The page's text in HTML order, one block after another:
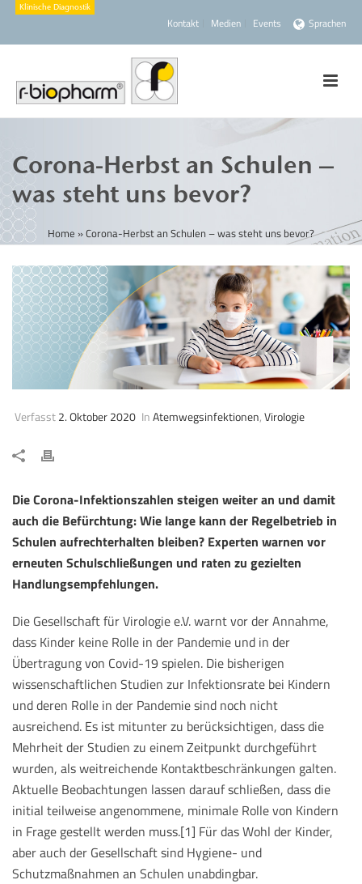
Kontakt Medien Events Sprachen
Corona-Herbst an Schulen –
was steht uns bevor?
Home »Corona-Herbst an Schulen – was steht uns bevor?
Verfasst2. Oktober 2020 InAtemwegsinfektionen,Virologie
Die Corona-Infektionszahlen steigen weiter an und damit
auch die Befürchtung: Wie lange kann der Regelbetrieb in
Schulen aufrechterhalten bleiben? Experten warnen vor
erneuten Schulschließungen und raten zu gezielten
Handlungsempfehlungen.
Die Gesellschaft für Virologie e.V. warnt vor der Annahme,
dass Kinder keine Rolle in der Pandemie und in der
Übertragung von Covid-19 spielen. Die bisherigen
wissenschaftlichen Studien zur Infektionsrate bei Kindern
und deren Rolle in der Pandemie sind noch nicht
ausreichend. Es ist mitunter zu berücksichtigen, dass die
Mehrheit der Studien zu einem Zeitpunkt durchgeführt
wurden, als weitreichende Kontaktbeschränkungen galten.
Aktuelle Beobachtungen lassen darauf schließen, dass die
initial teilweise angenommene, minimale Rolle von Kindern
in Frage gestellt werden muss.[1] Für das Wohl der Kinder,
aber auch der Gesellschaft sind Hygiene- und
Schutzmaßnahmen an Schulen unabdingbar.